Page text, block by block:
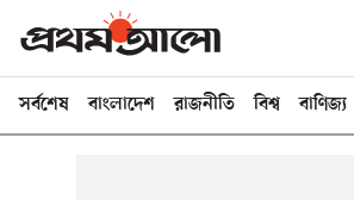
সর্বশেষ বাংলাদেশ রাজনীতি বিশ্ব বাণিজ্য